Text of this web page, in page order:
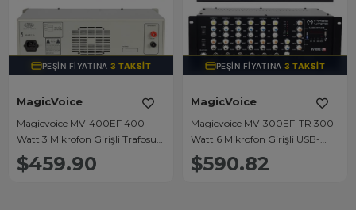
PEŞIN FIYATINA3 TAKSIT
MagicVoice
Magicvoice MV-400EF 400
Watt 3 Mikrofon Girişli Trafosuz
Anfi
$459.90
PEŞIN FIYATINA3 TAKSIT
MagicVoice
Magicvoice MV-300EF-TR 300
Watt 6 Mikrofon Girişli USB-
Bluetooth Destekli Trafolu Mixer
Anfi
$590.82